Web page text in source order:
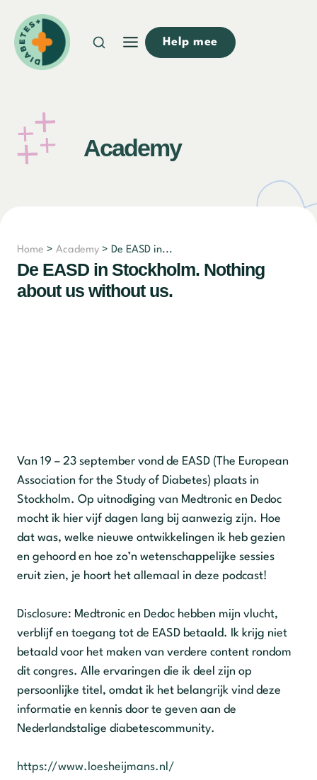
naar
inhoud
Help mee
Academy
Home > Academy > De EASD in...
De EASD in Stockholm. Nothing
about us without us.
Van 19 – 23 september vond de EASD (The European
Association for the Study of Diabetes) plaats in
Stockholm. Op uitnodiging van Medtronic en Dedoc
mocht ik hier vijf dagen lang bij aanwezig zijn. Hoe
dat was, welke nieuwe ontwikkelingen ik heb gezien
en gehoord en hoe zo’n wetenschappelijke sessies
eruit zien, je hoort het allemaal in deze podcast!
Disclosure: Medtronic en Dedoc hebben mijn vlucht,
verblijf en toegang tot de EASD betaald. Ik krijg niet
betaald voor het maken van verdere content rondom
dit congres. Alle ervaringen die ik deel zijn op
persoonlijke titel, omdat ik het belangrijk vind deze
informatie en kennis door te geven aan de
Nederlandstalige diabetescommunity.
https://www.loesheijmans.nl/